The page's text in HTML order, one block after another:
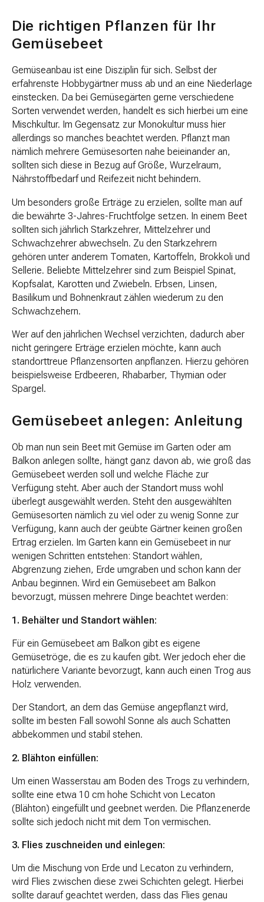
Die richtigen Pflanzen für Ihr
Gemüsebeet
Gemüseanbau ist eine Disziplin für sich. Selbst der
erfahrenste Hobbygärtner muss ab und an eine Niederlage
einstecken. Da bei Gemüsegärten gerne verschiedene
Sorten verwendet werden, handelt es sich hierbei um eine
Mischkultur. Im Gegensatz zur Monokultur muss hier
allerdings so manches beachtet werden. Pflanzt man
nämlich mehrere Gemüsesorten nahe beieinander an,
sollten sich diese in Bezug auf Größe, Wurzelraum,
Nährstoffbedarf und Reifezeit nicht behindern.
Um besonders große Erträge zu erzielen, sollte man auf
die bewährte 3-Jahres-Fruchtfolge setzen. In einem Beet
sollten sich jährlich Starkzehrer, Mittelzehrer und
Schwachzehrer abwechseln. Zu den Starkzehrern
gehören unter anderem Tomaten, Kartoffeln, Brokkoli und
Sellerie. Beliebte Mittelzehrer sind zum Beispiel Spinat,
Kopfsalat, Karotten und Zwiebeln. Erbsen, Linsen,
Basilikum und Bohnenkraut zählen wiederum zu den
Schwachzehern.
Wer auf den jährlichen Wechsel verzichten, dadurch aber
nicht geringere Erträge erzielen möchte, kann auch
standorttreue Pflanzensorten anpflanzen. Hierzu gehören
beispielsweise Erdbeeren, Rhabarber, Thymian oder
Spargel.
Gemüsebeet anlegen: Anleitung
Ob man nun sein Beet mit Gemüse im Garten oder am
Balkon anlegen sollte, hängt ganz davon ab, wie groß das
Gemüsebeet werden soll und welche Fläche zur
Verfügung steht. Aber auch der Standort muss wohl
überlegt ausgewählt werden. Steht den ausgewählten
Gemüsesorten nämlich zu viel oder zu wenig Sonne zur
Verfügung, kann auch der geübte Gärtner keinen großen
Ertrag erzielen. Im Garten kann ein Gemüsebeet in nur
wenigen Schritten entstehen: Standort wählen,
Abgrenzung ziehen, Erde umgraben und schon kann der
Anbau beginnen. Wird ein Gemüsebeet am Balkon
bevorzugt, müssen mehrere Dinge beachtet werden:
1. Behälter und Standort wählen:
Für ein Gemüsebeet am Balkon gibt es eigene
Gemüsetröge, die es zu kaufen gibt. Wer jedoch eher die
natürlichere Variante bevorzugt, kann auch einen Trog aus
Holz verwenden.
Der Standort, an dem das Gemüse angepflanzt wird,
sollte im besten Fall sowohl Sonne als auch Schatten
abbekommen und stabil stehen.
2. Blähton einfüllen:
Um einen Wasserstau am Boden des Trogs zu verhindern,
sollte eine etwa 10 cm hohe Schicht von Lecaton
(Blähton) eingefüllt und geebnet werden. Die Pflanzenerde
sollte sich jedoch nicht mit dem Ton vermischen.
3. Flies zuschneiden und einlegen:
Um die Mischung von Erde und Lecaton zu verhindern,
wird Flies zwischen diese zwei Schichten gelegt. Hierbei
sollte darauf geachtet werden, dass das Flies genau